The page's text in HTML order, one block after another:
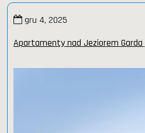
gru 4, 2025
Apartamenty nad Jeziorem